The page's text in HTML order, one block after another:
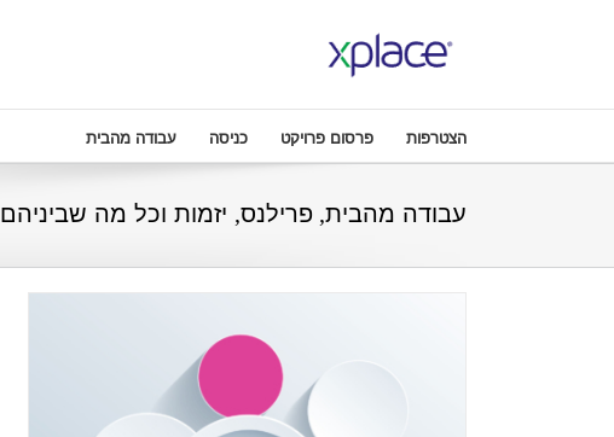
הצטרפות פרסום פרויקט כניסה עבודה מהבית
עבודה מהבית, פרילנס, יזמות וכל מה שביניהם